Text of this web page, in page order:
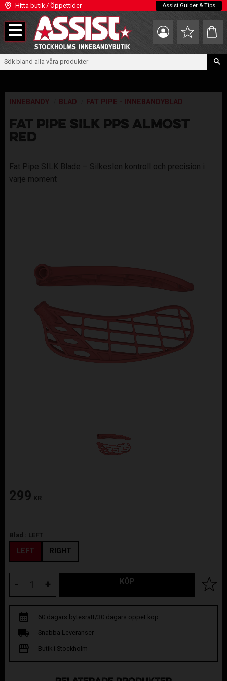
Meny
Hitta butik / Öppettider Assist Guider & Tips
Favoriter
INNEBANDY BLAD FAT PIPE - INNEBANDYBLAD
FAT PIPE SILK PPS ALMOST
RED
​Fat Pipe SILK Blade – Silkeslen kontroll och precision i
varje moment
299 KR
Blad : LEFT
LEFT RIGHT
+
- KÖP Lägg
60 dagars bytesrätt/30 dagars öppet köp
Snabba Leveranser
Butik i Stockholm